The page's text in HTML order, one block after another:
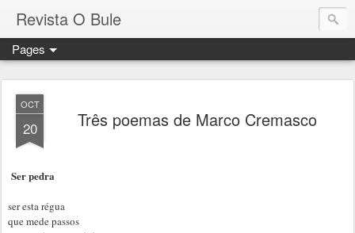
Revista O Bule
Pages
OCT
20 Três poemas de Marco Cremasco
Ser pedra
ser esta régua
que mede passos